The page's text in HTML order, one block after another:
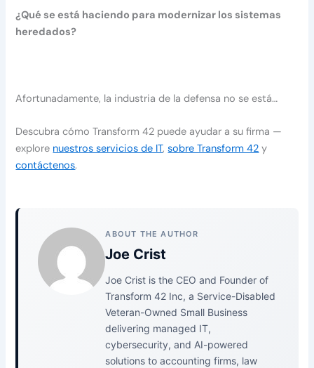
¿Qué se está haciendo para modernizar los sistemas
heredados?
Afortunadamente, la industria de la defensa no se está…
Descubra cómo Transform 42 puede ayudar a su firma —
explore nuestros servicios de IT,sobre Transform 42 y
contáctenos.
ABOUT THE AUTHOR
Joe Crist
Joe Crist is the CEO and Founder of
Transform 42 Inc, a Service-Disabled
Veteran-Owned Small Business
delivering managed IT,
cybersecurity, and AI-powered
solutions to accounting firms, law